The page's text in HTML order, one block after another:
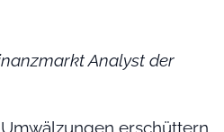
Analyst der
erschüttern